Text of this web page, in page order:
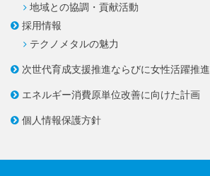
地域との協調・貢献活動
採用情報
テクノメタルの魅力
次世代育成支援推進ならびに女性活躍推進
エネルギー消費原単位改善に 向けた計画
個人情報保護方針